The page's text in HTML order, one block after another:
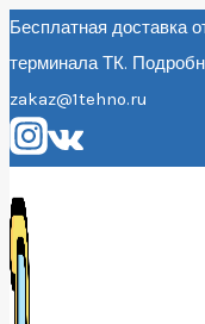
Перейти
к
содержанию
Бесплатная доставка
терминала ТК.
zakaz@1tehno.ru